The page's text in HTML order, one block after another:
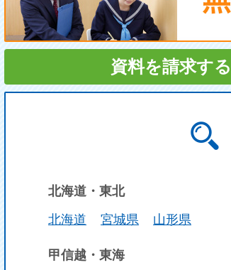
資料を請求する
北海道・東北
北海道
宮城県 山形県
甲信越・東海